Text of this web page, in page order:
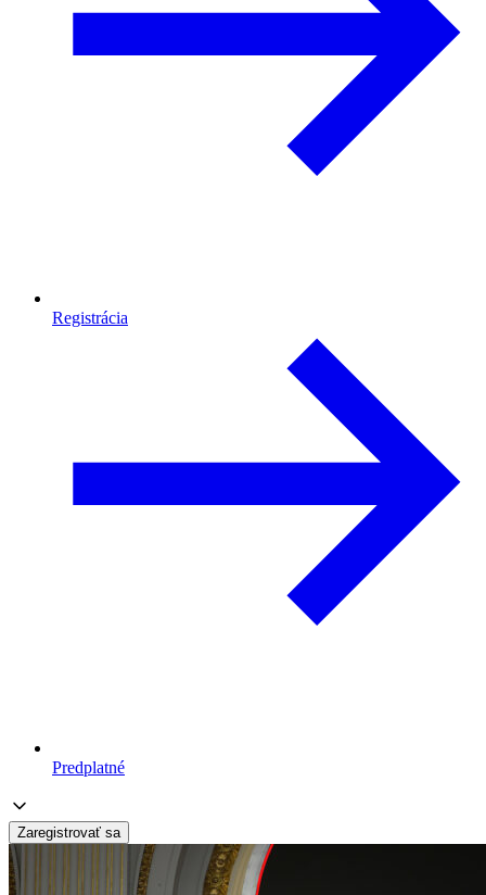
Registrácia
Predplatné
Zaregistrovať sa